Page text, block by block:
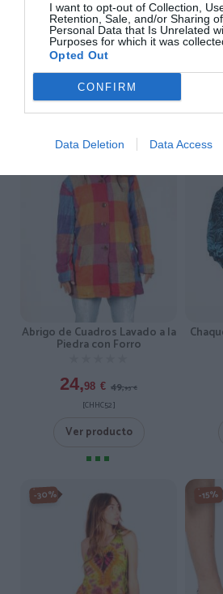
I want to opt-out of Collection,
Retention, Sale, and/or Sharing
Personal Data that Is Unrelated
Purposes for which it was
Opted Out
CONFIRM
Data Deletion Data Access
Sigue explorando
Abrigo de Cuadros Lavado a la
Piedra con Forro
24,98 € 49,95 €
[CHHC52 ]
Ver producto
-30% -15%